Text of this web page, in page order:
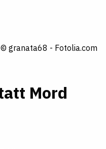
© granata68 - Fotolia.com
Mord